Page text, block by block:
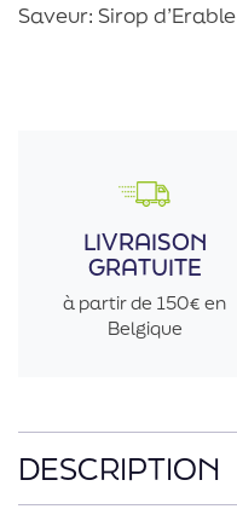
Saveur: Sirop d’Erable
DESCRIPTION
LIVRAISON
GRATUITE
à partir de 150€ en
Belgique